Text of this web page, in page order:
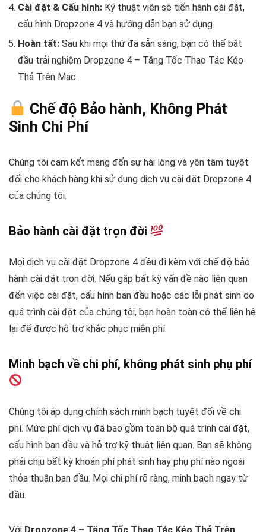
Cài đặt & Cấu hình: Kỹ thuật viên sẽ tiến hành cài đặt,
cấu hình Dropzone 4 và hướng dẫn bạn sử dụng.
Hoàn tất: Sau khi mọi thứ đã sẵn sàng, bạn có thể bắt
đầu trải nghiệm Dropzone 4 – Tăng Tốc Thao Tác Kéo
Thả Trên Mac.
Chế độ Bảo hành, Không Phát
Sinh Chi Phí
Chúng tôi cam kết mang đến sự hài lòng và yên tâm tuyệt
đối cho khách hàng khi sử dụng dịch vụ cài đặt Dropzone 4
của chúng tôi.
Bảo hành cài đặt trọn đời
Mọi dịch vụ cài đặt Dropzone 4 đều đi kèm với chế độ bảo
hành cài đặt trọn đời. Nếu gặp bất kỳ vấn đề nào liên quan
đến việc cài đặt, cấu hình ban đầu hoặc các lỗi phát sinh do
quá trình cài đặt của chúng tôi, bạn hoàn toàn có thể liên hệ
lại để được hỗ trợ khắc phục miễn phí.
Minh bạch về chi phí, không phát sinh phụ phí
Chúng tôi áp dụng chính sách minh bạch tuyệt đối về chi
phí. Mức phí dịch vụ đã bao gồm toàn bộ quá trình cài đặt,
cấu hình ban đầu và hỗ trợ kỹ thuật liên quan. Bạn sẽ không
phải chịu bất kỳ khoản phí phát sinh hay phụ phí nào ngoài
thỏa thuận ban đầu. Mọi chi phí rõ ràng, minh bạch ngay từ
đầu.
Với Dropzone 4 – Tăng Tốc Thao Tác Kéo Thả Trên